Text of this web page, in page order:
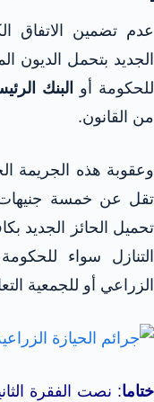
عدم تضمين الاتفاق
الجديد بتحمل الديون
للحكومة أو
البنك
من القانون.
وعقوبة هذه الجريمة
تقل عن خمسة جنيهات
تحميل الحائز الجديد
التنازل سواء
الزراعي أو للجمعية التعاونية (م٩٤/
ختاما